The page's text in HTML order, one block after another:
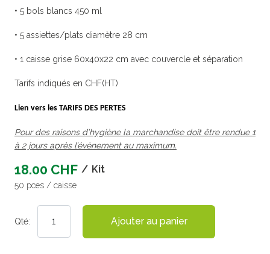
• 5 bols blancs 450 ml
• 5 assiettes/plats diamètre 28 cm
• 1 caisse grise 60x40x22 cm avec couvercle et séparation
Tarifs indiqués en CHF(HT)
Lien vers les TARIFS DES PERTES
Pour des raisons d’hygiène la marchandise doit être rendue 1
à 2 jours après l’évènement au maximum.
18.00 CHF / Kit
50 pces / caisse
Qté: Ajouter au panier